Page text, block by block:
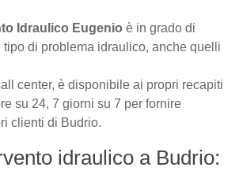
Idraulico Eugenio è in grado di
di problema idraulico, anche quelli
center, è disponibile ai propri recapiti
su 24, 7 giorni su 7 per fornire
clienti di Budrio.
idraulico a Budrio: